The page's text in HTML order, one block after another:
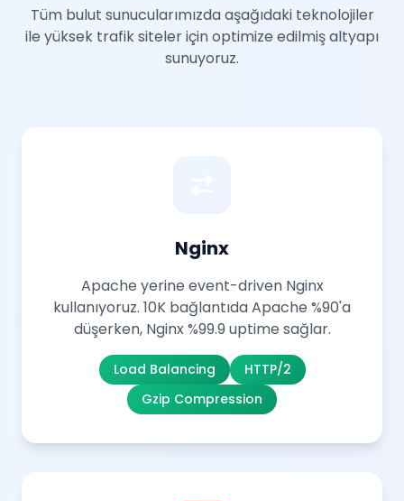
Tüm bulut sunucularımızda aşağıdaki teknolojiler
ile yüksek trafik siteler için optimize edilmiş altyapı
sunuyoruz.
Nginx
Apache yerine event-driven Nginx
kullanıyoruz. 10K bağlantıda Apache %90'a
düşerken, Nginx %99.9 uptime sağlar.
Load Balancing
HTTP/2
Gzip Compression